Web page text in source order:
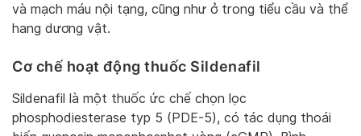
và mạch máu nội tạng, cũng như ở trong tiểu cầu và thể
hang dương vật.
Cơ chế hoạt động thuốc Sildenafil
Sildenafil là một thuốc ức chế chọn lọc
phosphodiesterase typ 5 (PDE-5), có tác dụng thoái